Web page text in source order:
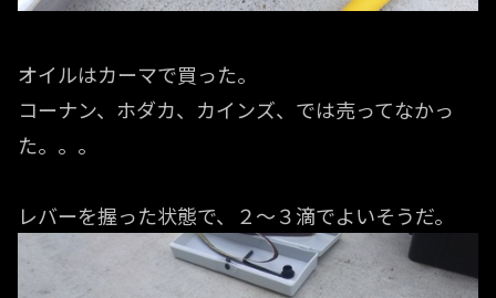
オイルはカーマで買った。
コーナン、ホダカ、カインズ、では売ってなかっ
た。。。
レバーを握った状態で、２～３滴でよいそうだ。